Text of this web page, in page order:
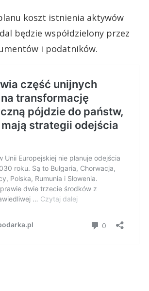
koszt istnienia aktywów
będzie współdzielony przez
i podatników.